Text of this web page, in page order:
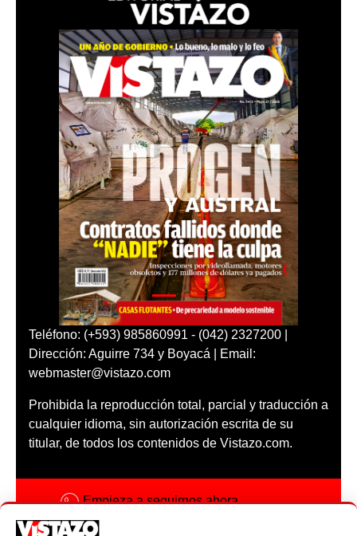
Teléfono: (+593) 985860991 - (042) 2327200 |
Dirección: Aguirre 734 y Boyacá | Email:
webmaster@vistazo.com
Prohibida la reproducción total, parcial y traducción a
cualquier idioma, sin autorización escrita de su
titular, de todos los contenidos de Vistazo.com.
Empieza a seguirnos ahora